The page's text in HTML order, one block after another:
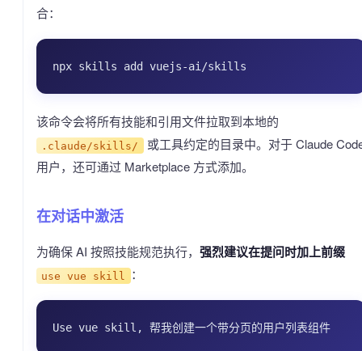
合：
该命令会将所有技能和引用文件拉取到本地的
.claude/skills/ 或工具约定的目录中。对于 Claude
用户，还可通过 Marketplace 方式添加。
在对话中激活
为确保 AI 按照技能规范执行， 强烈建议在提问时加上前缀
use vue skill ：